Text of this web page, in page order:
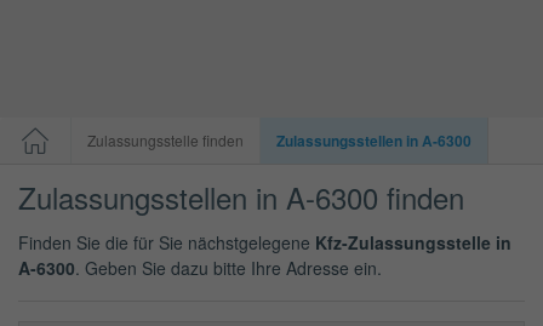
Zulassungsstelle finden Zulassungsstellen in A-6300
Zulassungsstellen in A-6300 finden
Finden Sie die für Sie nächstgelegene Kfz-Zulassungsstelle in
A-6300. Geben Sie dazu bitte Ihre Adresse ein.